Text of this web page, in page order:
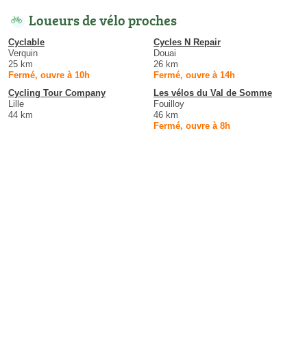
Loueurs de vélo proches
Cyclable
Verquin
25 km
Fermé, ouvre à 10h
Cycles N Repair
Douai
26 km
Fermé, ouvre à 14h
Cycling Tour Company
Lille
44 km
Les vélos du Val de Somme
Fouilloy
46 km
Fermé, ouvre à 8h